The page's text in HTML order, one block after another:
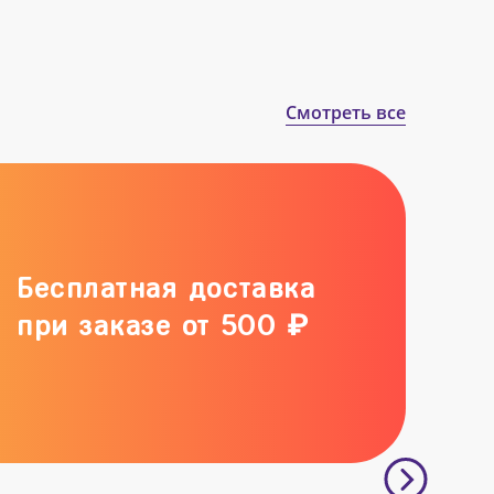
Смотреть все
Бесплатная доставка
при заказе от 500 ₽